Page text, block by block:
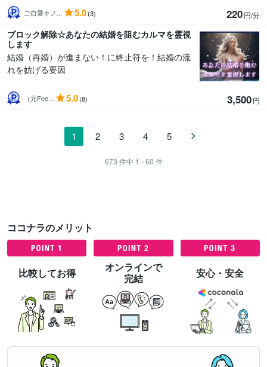
ご自愛キノ... 5.0(3) 220円/分
ブロック解除☆あなたの結婚を阻むカルマを霊視
します
結婚（再婚）が進まない！に終止符を！結婚の流
れを妨げる要因
（元Fee... 5.0(8) 3,500円
1 2 3 4 5
673 件中 1 - 60 件
ココナラのメリット
比較してお得
オンラインで
完結
安心・安全